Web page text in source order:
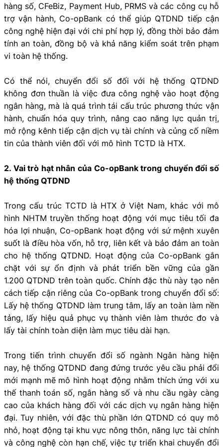
hàng số, CFeBiz, Payment Hub, PRMS và các công cụ hỗ
trợ vận hành, Co-opBank có thể giúp QTDND tiếp cận
công nghệ hiện đại với chi phí hợp lý, đồng thời bảo đảm
tính an toàn, đồng bộ và khả năng kiểm soát trên phạm
vi toàn hệ thống.
Có thể nói, chuyển đổi số đối với hệ thống QTDND
không đơn thuần là việc đưa công nghệ vào hoạt động
ngân hàng, mà là quá trình tái cấu trúc phương thức vận
hành, chuẩn hóa quy trình, nâng cao năng lực quản trị,
mở rộng kênh tiếp cận dịch vụ tài chính và củng cố niềm
tin của thành viên đối với mô hình TCTD là HTX.
2. Vai trò hạt nhân của Co-opBank trong chuyển đổi số
hệ thống QTDND
Trong cấu trúc TCTD là HTX ở Việt Nam, khác với mô
hình NHTM truyền thống hoạt động với mục tiêu tối đa
hóa lợi nhuận, Co-opBank hoạt động với sứ mệnh xuyên
suốt là điều hòa vốn, hỗ trợ, liên kết và bảo đảm an toàn
cho hệ thống QTDND. Hoạt động của Co-opBank gắn
chặt với sự ổn định và phát triển bền vững của gần
1.200 QTDND trên toàn quốc. Chính đặc thù này tạo nên
cách tiếp cận riêng của Co-opBank trong chuyển đổi số:
Lấy hệ thống QTDND làm trung tâm, lấy an toàn làm nền
tảng, lấy hiệu quả phục vụ thành viên làm thước đo và
lấy tài chính toàn diện làm mục tiêu dài hạn.
Trong tiến trình chuyển đổi số ngành Ngân hàng hiện
nay, hệ thống QTDND đang đứng trước yêu cầu phải đổi
mới mạnh mẽ mô hình hoạt động nhằm thích ứng với xu
thế thanh toán số, ngân hàng số và nhu cầu ngày càng
cao của khách hàng đối với các dịch vụ ngân hàng hiện
đại. Tuy nhiên, với đặc thù phần lớn QTDND có quy mô
nhỏ, hoạt động tại khu vực nông thôn, năng lực tài chính
và công nghệ còn hạn chế, việc tự triển khai chuyển đổi